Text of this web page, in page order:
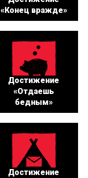
«Конец вражде»
Достижение
«Отдаешь
бедным»
Достижение